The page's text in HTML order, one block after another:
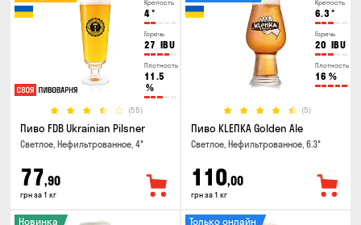
Крепость
4°
Горечь
27 IBU
Плотность
11.5
%
(55)
Пиво FDB Ukrainian Pilsner
Светлое, Нефильтрованное, 4°
77,90
грн за 1 кг
Крепость
6.3°
Горечь
20 IBU
Плотность
16 %
(5)
Пиво KLEПКА Golden Ale
Светлое, Нефильтрованное, 6.3°
110,00
грн за 1 кг
Новинка Только онлайн